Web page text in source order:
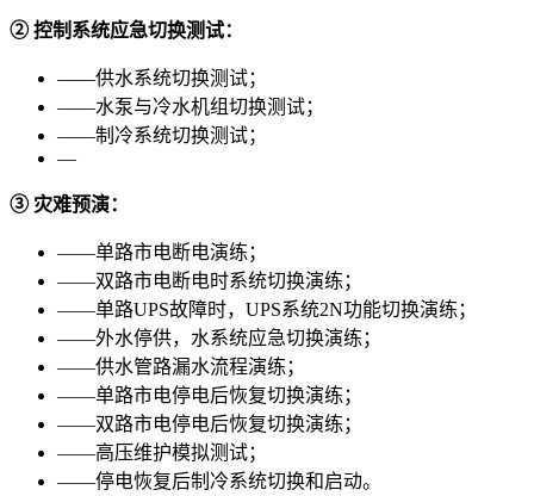
② 控制系统应急切换测试：
——供水系统切换测试；
——水泵与冷水机组切换测试；
——制冷系统切换测试；
—
③ 灾难预演：
——单路市电断电演练；
——双路市电断电时系统切换演练；
——单路UPS故障时，UPS系统2N功能切换演练；
——外水停供，水系统应急切换演练；
——供水管路漏水流程演练；
——单路市电停电后恢复切换演练；
——双路市电停电后恢复切换演练；
——高压维护模拟测试；
——停电恢复后制冷系统切换和启动。